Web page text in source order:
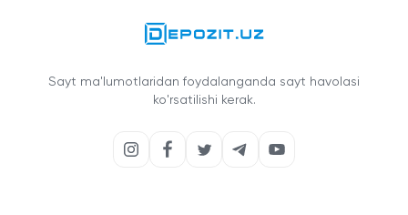
Sayt ma'lumotlaridan foydalanganda sayt havolasi
ko'rsatilishi kerak.